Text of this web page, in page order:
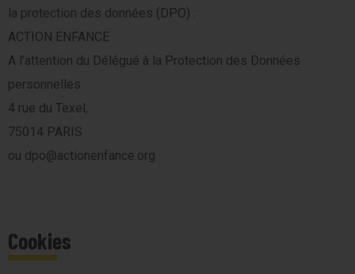
la protection des données (DPO) :
ACTION ENFANCE
A l’attention du Délégué à la Protection des Données
personnelles
4 rue du Texel,
75014 PARIS
ou dpo@actionenfance.org
Cookies